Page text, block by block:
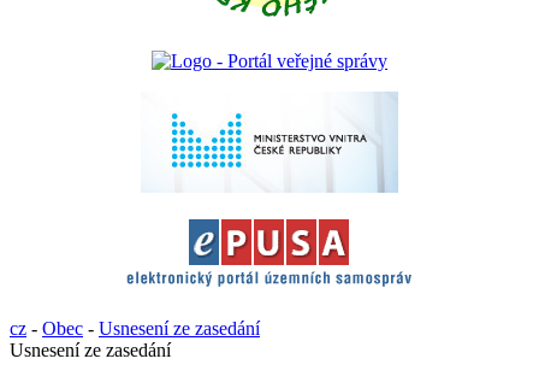
cz - Obec - Usnesení ze zasedání
Usnesení ze zasedání